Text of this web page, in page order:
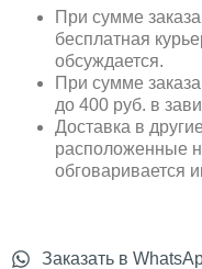
При сумме
бесплатная
обсуждается.
При сумме
до 400 руб. в
Доставка в
расположенные
обговаривается
Заказать в